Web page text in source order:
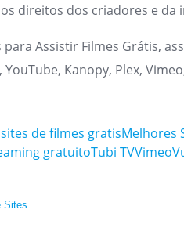
direitos dos criadores e da
para Assistir Filmes Grátis,
Kanopy, Plex,
de filmes gratisMelhores
gratuitoTubi TVVimeo
Sites